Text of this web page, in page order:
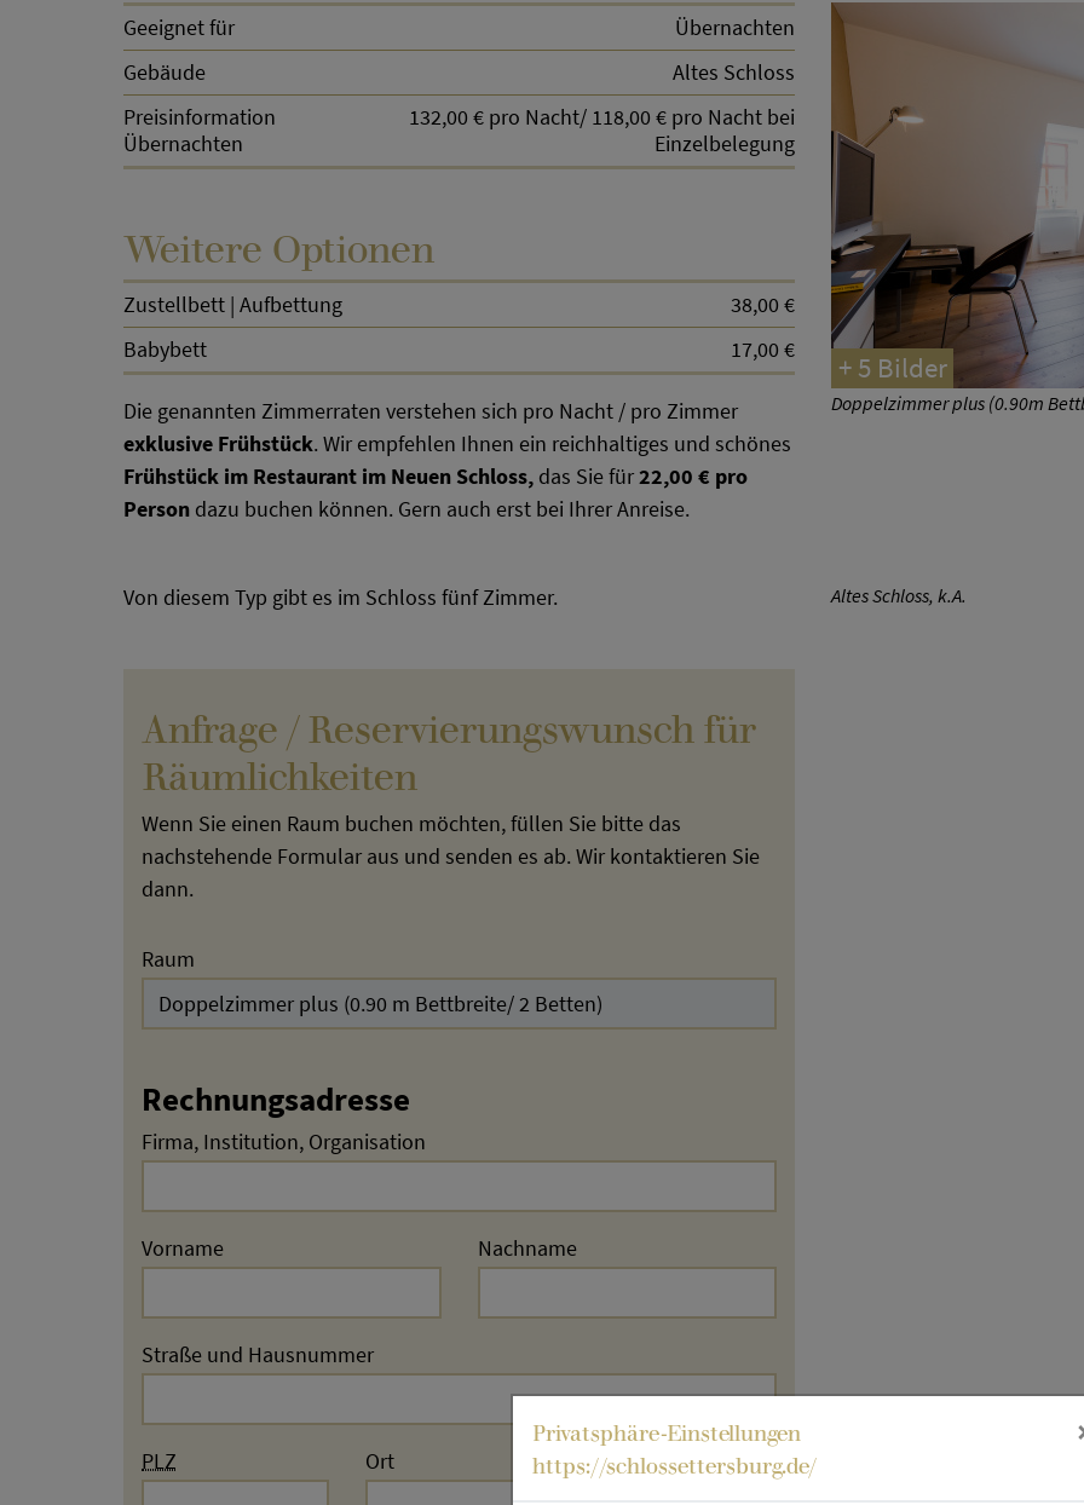
Geeignet für
Übernachten
Gebäude
Altes Schloss
Preisinformation
Übernachten
132,00 € pro Nacht/ 118,00 € pro Nacht bei
Einzelbelegung
Weitere Optionen
Zustellbett | Aufbettung
38,00 €
Babybett
17,00 €
Die genannten Zimmerraten verstehen sich pro Nacht / pro Zimmer
exklusive Frühstück. Wir empfehlen Ihnen ein reichhaltiges und schönes
Frühstück im Restaurant im Neuen Schloss, das Sie für22,00 € pro
Person dazu buchen können. Gern auch erst bei Ihrer Anreise.
+ 5 Bilder
Doppelzimmer plus (0.90m
Von diesem Typ gibt es im Schloss fünf Zimmer. Altes Schloss, k.A.
Anfrage / Reservierungswunsch für
Räumlichkeiten
Wenn Sie einen Raum buchen möchten, füllen Sie bitte das
nachstehende Formular aus und senden es ab. Wir kontaktieren Sie
dann.
Raum
Rechnungsadresse
Firma, Institution, Organisation
Vorname Nachname
Straße und Hausnummer
PLZ Ort
Privatsphäre-Einstellungen
https://schlossettersburg.de/